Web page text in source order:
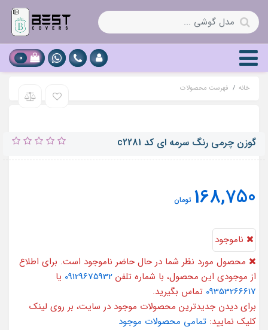
0
خانه فهرست محصولات
گوزن چرمی رنگ سرمه ای کد c2281
168,750 تومان
ناموجود
محصول مورد نظر شما در حال حاضر ناموجود است. برای اطلاع
از موجودی این محصول، با شماره تلفن 09129675932 یا
09353266617 تماس بگیرید.
برای دیدن جدیدترین محصولات موجود در سایت، بر روی لینک
کلیک نمایید: تمامی محصولات موجود